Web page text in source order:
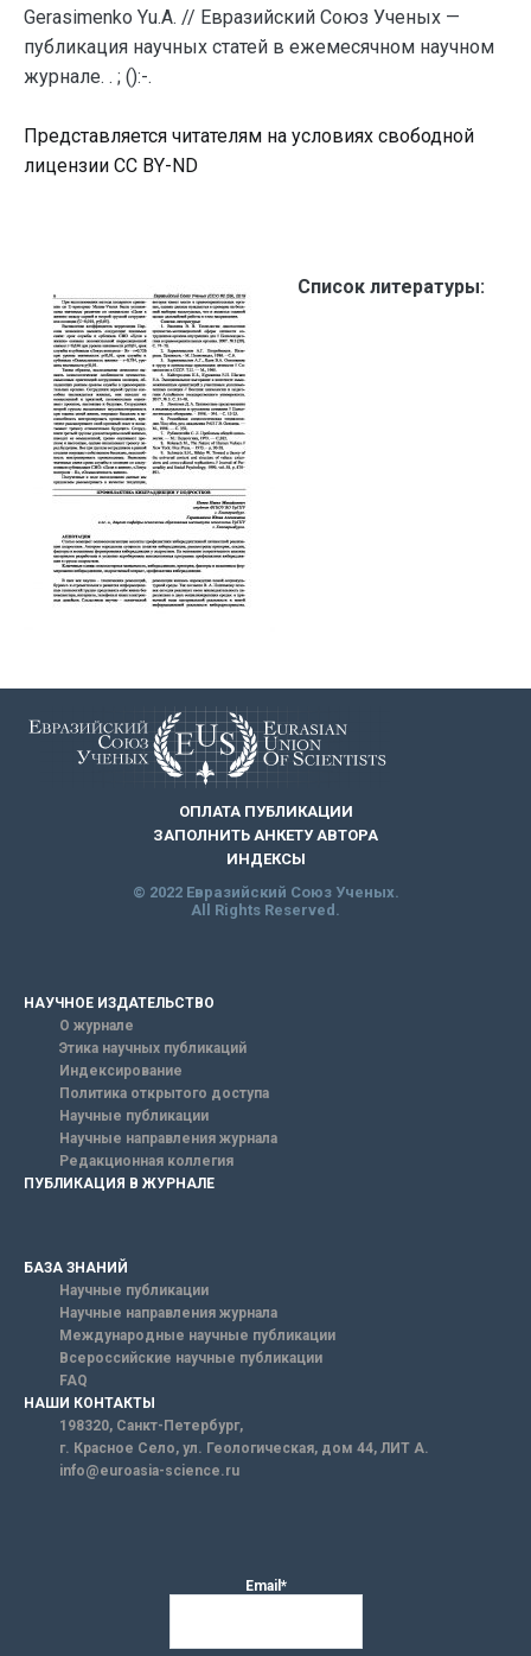
Gerasimenko Yu.A. // Евразийский Союз Ученых —
публикация научных статей в ежемесячном научном
журнале. . ; ():-.
Представляется читателям на условиях свободной
лицензии CC BY-ND
Список литературы:
ОПЛАТА ПУБЛИКАЦИИ
ЗАПОЛНИТЬ АНКЕТУ АВТОРА
ИНДЕКСЫ
© 2022 Евразийский Союз Ученых.
All Rights Reserved.
НАУЧНОЕ ИЗДАТЕЛЬСТВО
О журнале
Этика научных публикаций
Индексирование
Политика открытого доступа
Научные публикации
Научные направления журнала
Редакционная коллегия
ПУБЛИКАЦИЯ В ЖУРНАЛЕ
БАЗА ЗНАНИЙ
Научные публикации
Научные направления журнала
Международные научные публикации
Всероссийские научные публикации
FAQ
НАШИ КОНТАКТЫ
198320, Санкт-Петербург,
г. Красное Село, ул. Геологическая, дом 44, ЛИТ А.
info@euroasia-science.ru
Email*